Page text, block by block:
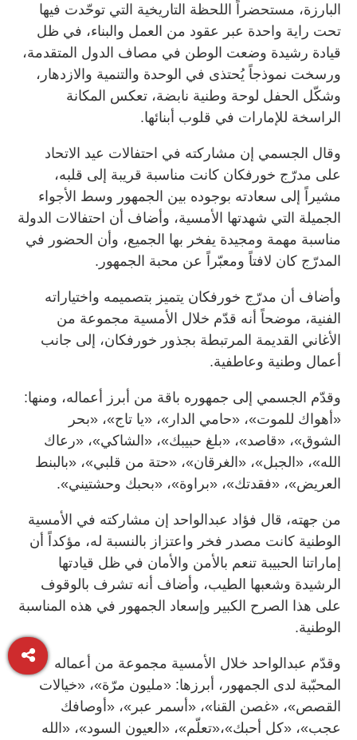
البارزة، مستحضراً اللحظة التاريخية التي توحّدت فيها
تحت راية واحدة عبر عقود من العمل والبناء، في ظل
قيادة رشيدة وضعت الوطن في مصاف الدول المتقدمة،
ورسخت نموذجاً يُحتذى في الوحدة والتنمية والازدهار،
وشكّل الحفل لوحة وطنية نابضة، تعكس المكانة
الراسخة للإمارات في قلوب أبنائها.
وقال الجسمي إن مشاركته في احتفالات عيد الاتحاد
على مدرّج خورفكان كانت مناسبة قريبة إلى قلبه،
مشيراً إلى سعادته بوجوده بين الجمهور وسط الأجواء
الجميلة التي شهدتها الأمسية، وأضاف أن احتفالات الدولة
مناسبة مهمة ومجيدة يفخر بها الجميع، وأن الحضور في
المدرّج كان لافتاً ومعبّراً عن محبة الجمهور.
وأضاف أن مدرّج خورفكان يتميز بتصميمه واختياراته
الفنية، موضحاً أنه قدّم خلال الأمسية مجموعة من
الأغاني القديمة المرتبطة بجذور خورفكان، إلى جانب
أعمال وطنية وعاطفية.
وقدّم الجسمي إلى جمهوره باقة من أبرز أعماله، ومنها:
«أهواك للموت»، «حامي الدار»، «يا تاج»، «بحر
الشوق»، «قاصد»، «بلغ حبيبك»، «الشاكي»، «رعاك
الله»، «الجبل»، «الغرقان»، «حتة من قلبي»، «بالبنط
العريض»، «فقدتك»، «براوة»، «بحبك وحشتيني».
من جهته، قال فؤاد عبدالواحد إن مشاركته في الأمسية
الوطنية كانت مصدر فخر واعتزاز بالنسبة له، مؤكداً أن
إماراتنا الحبيبة تنعم بالأمن والأمان في ظل قيادتها
الرشيدة وشعبها الطيب، وأضاف أنه تشرف بالوقوف
على هذا الصرح الكبير وإسعاد الجمهور في هذه المناسبة
الوطنية.
وقدّم عبدالواحد خلال الأمسية مجموعة من أعماله
المحبّبة لدى الجمهور، أبرزها: «مليون مرّة»، «خيالات
القصص»، «غصن القنا»، «أسمر عبر»، «أوصافك
عجب»، «كل أحبك»،«تعلّم»، «العيون السود»، «الله